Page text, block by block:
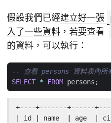
假設我們已經建立好一張
入了一些資料 ，若要查看
的資料，可以執行：
SELECT * FROM persons ;
+----+-------+------
| id | name  | age  |